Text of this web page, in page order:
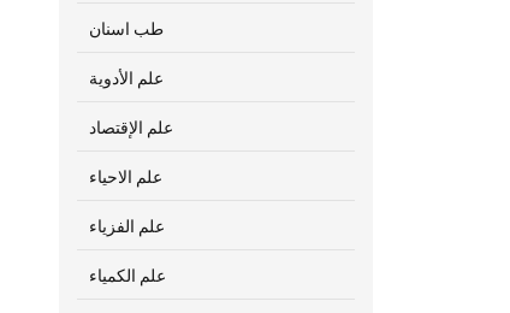
طب اسنان
علم الأدوية
علم الإقتصاد
علم الاحياء
علم الفزياء
علم الكمياء